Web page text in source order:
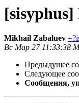
Mikhail Zabaluev
Вс Мар 27 11:33:38
Предыдущее
Следующее
Сообщения,